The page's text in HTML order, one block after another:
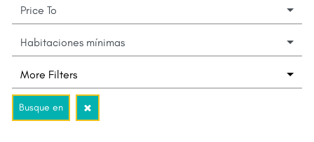
Price To
Habitaciones mínimas
More Filters
Busque en